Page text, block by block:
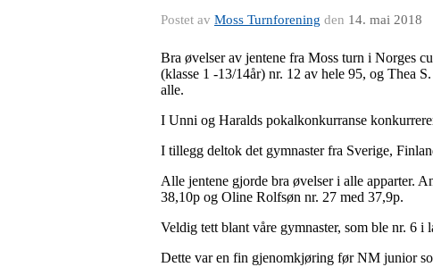
Postet av Moss Turnforening den 14. mai 2018
Bra øvelser av jentene fra Moss turn i Norges
(klasse 1 -13/14år) nr. 12 av hele 95, og Thea
alle.
I Unni og Haralds pokalkonkurranse
I tillegg deltok det gymnaster fra Sverige,
Alle jentene gjorde bra øvelser i alle apparter.
38,10p og Oline Rolfsøn nr. 27 med 37,9p.
Veldig tett blant våre gymnaster, som ble nr. 6 i
Dette var en fin gjenomkjøring før NM junior